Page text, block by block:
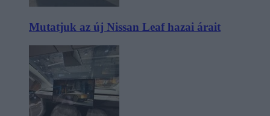
Mutatjuk az új Nissan Leaf hazai árait